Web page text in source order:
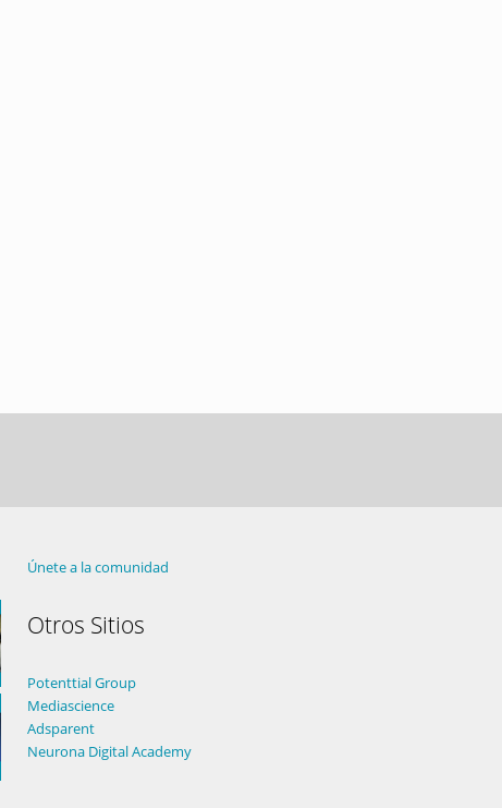
Únete a la comunidad
Otros Sitios
Potenttial Group
Mediascience
Adsparent
Neurona Digital Academy